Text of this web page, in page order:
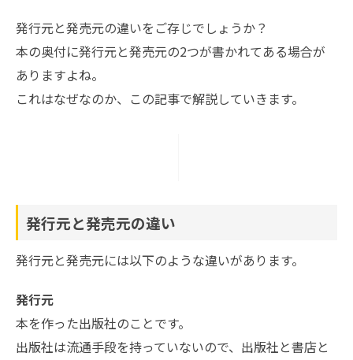
発行元と発売元の違いをご存じでしょうか？
本の奥付に発行元と発売元の2つが書かれてある場合が
ありますよね。
これはなぜなのか、この記事で解説していきます。
発行元と発売元の違い
発行元と発売元には以下のような違いがあります。
発行元
本を作った出版社のことです。
出版社は流通手段を持っていないので、出版社と書店と